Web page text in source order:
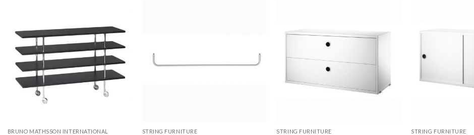
BRUNO MATHSSON INTERNATIONAL STRING FURNITURE STRING FURNITURE STRING FURNITURE